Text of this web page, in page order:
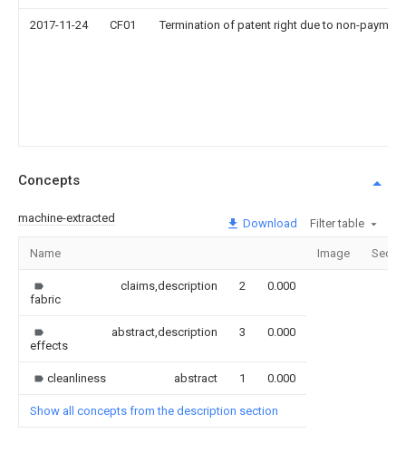
2017-11-24 CF01 Termination of patent right due to non-
Concepts
machine-extracted Download Filter table
Name Image
fabric
claims,description 2 0.000
effects
abstract,description 3 0.000
cleanliness abstract 1 0.000
Show all concepts from the description section